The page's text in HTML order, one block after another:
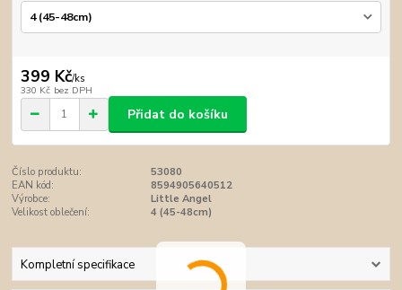
399 Kč/ks
330 Kč bez DPH
Přidat do košíku
Číslo produktu:
53080
EAN kód:
8594905640512
Výrobce:
Little Angel
Velikost oblečení:
4 (45-48cm)
Kompletní specifikace